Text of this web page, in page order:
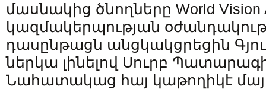
մասնակից ծնողները World Vision
կազմակերպության
դասընթացն անցկակցրեցին
ներկա լինելով Սուրբ
Նահատակաց հայ կաթողիկէ